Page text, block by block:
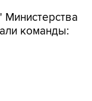
команды: